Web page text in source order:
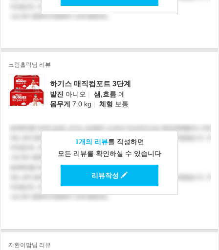
크림홀릭님 리뷰
하기스 매직컴포트 3단계
발진 아니오 | 샘,흐름 예
몸무게 7.0 kg | 체형 보통
1개의 리뷰를 작성하면
모든 리뷰를 확인하실 수 있습니다
리뷰작성
지환이맘님 리뷰